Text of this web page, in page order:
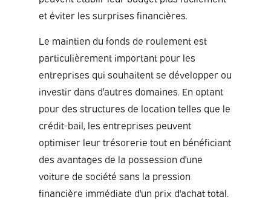
et éviter les surprises financières.
Le maintien du fonds de roulement est
particulièrement important pour les
entreprises qui souhaitent se développer ou
investir dans d'autres domaines. En optant
pour des structures de location telles que le
crédit-bail, les entreprises peuvent
optimiser leur trésorerie tout en bénéficiant
des avantages de la possession d'une
voiture de société sans la pression
financière immédiate d'un prix d'achat total.